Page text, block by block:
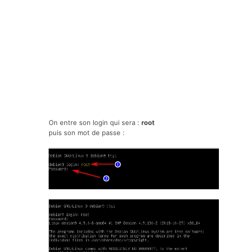
On entre son login qui sera : root
puis son mot de passe :